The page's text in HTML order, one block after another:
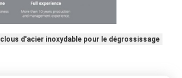
clous d'acier inoxydable pour le dégrossissage